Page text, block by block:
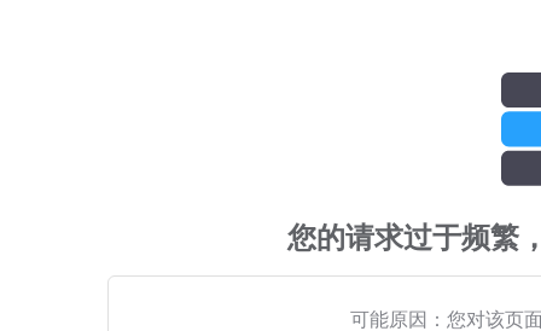
您的请求过于频繁
可能原因：您对该页